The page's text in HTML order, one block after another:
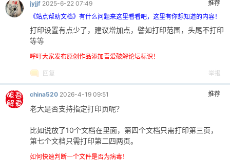
推荐
jyjjf 2025-6-22 07:49
《站点帮助文档》有什么问题来这里看看吧，这里有你想知道的内容！
打印设置有点少了，建议增加点，譬如打印范围，头尾不打印
等等
呼吁大家发布原创作品添加吾爱破解论坛标识！
回复 举报
推荐
china520 2026-4-19 09:51
老大是否支持指定打印页呢？
比如说放了10个文档在里面，第四个文档只需打印第三页，
第七个文档只需打印第二四两页。
如何快速判断一个文件是否为病毒！